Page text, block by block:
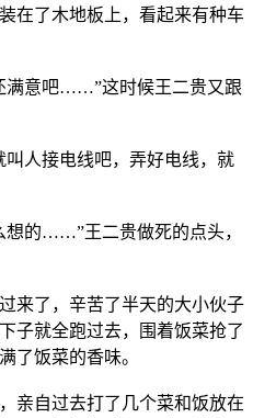
在了木地板上，看起来有种车
满意吧……”这时候王二贵又跟
人接电线吧，弄好电线，就
的……”王二贵做死的点头，
来了，辛苦了半天的大小伙子
子就全跑过去，围着饭菜抢了
了饭菜的香味。
亲自过去打了几个菜和饭放在